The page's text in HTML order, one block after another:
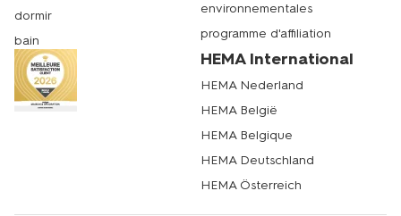
dormir
bain
environnementales
programme d'affiliation
HEMA International
HEMA Nederland
HEMA België
HEMA Belgique
HEMA Deutschland
HEMA Österreich